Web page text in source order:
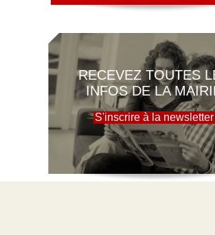
RECEVEZ TOUTES
INFOS DE LA
S'inscrire à la newsletter